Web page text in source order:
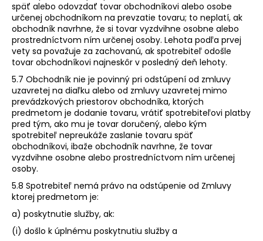
späť alebo odovzdať tovar obchodníkovi alebo osobe
určenej obchodníkom na prevzatie tovaru; to neplatí, ak
obchodník navrhne, že si tovar vyzdvihne osobne alebo
prostredníctvom ním určenej osoby. Lehota podľa prvej
vety sa považuje za zachovanú, ak spotrebiteľ odošle
tovar obchodníkovi najneskôr v posledný deň lehoty.
5.7 Obchodník nie je povinný pri odstúpení od zmluvy
uzavretej na diaľku alebo od zmluvy uzavretej mimo
prevádzkových priestorov obchodníka, ktorých
predmetom je dodanie tovaru, vrátiť spotrebiteľovi platby
pred tým, ako mu je tovar doručený, alebo kým
spotrebiteľ nepreukáže zaslanie tovaru späť
obchodníkovi, ibaže obchodník navrhne, že tovar
vyzdvihne osobne alebo prostredníctvom ním určenej
osoby.
5.8 Spotrebiteľ nemá právo na odstúpenie od Zmluvy
ktorej predmetom je:
a) poskytnutie služby, ak:
(i) došlo k úplnému poskytnutiu služby a